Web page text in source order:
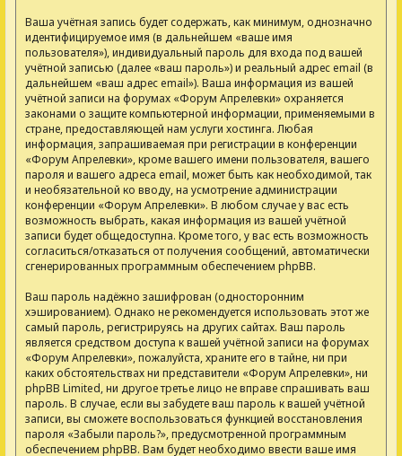
Ваша учётная запись будет содержать, как минимум, однозначно
идентифицируемое имя (в дальнейшем «ваше имя
пользователя»), индивидуальный пароль для входа под вашей
учётной записью (далее «ваш пароль») и реальный адрес email (в
дальнейшем «ваш адрес email»). Ваша информация из вашей
учётной записи на форумах «Форум Апрелевки» охраняется
законами о защите компьютерной информации, применяемыми в
стране, предоставляющей нам услуги хостинга. Любая
информация, запрашиваемая при регистрации в конференции
«Форум Апрелевки», кроме вашего имени пользователя, вашего
пароля и вашего адреса email, может быть как необходимой, так
и необязательной ко вводу, на усмотрение администрации
конференции «Форум Апрелевки». В любом случае у вас есть
возможность выбрать, какая информация из вашей учётной
записи будет общедоступна. Кроме того, у вас есть возможность
согласиться/отказаться от получения сообщений, автоматически
сгенерированных программным обеспечением phpBB.
Ваш пароль надёжно зашифрован (односторонним
хэшированием). Однако не рекомендуется использовать этот же
самый пароль, регистрируясь на других сайтах. Ваш пароль
является средством доступа к вашей учётной записи на форумах
«Форум Апрелевки», пожалуйста, храните его в тайне, ни при
каких обстоятельствах ни представители «Форум Апрелевки», ни
phpBB Limited, ни другое третье лицо не вправе спрашивать ваш
пароль. В случае, если вы забудете ваш пароль к вашей учётной
записи, вы сможете воспользоваться функцией восстановления
пароля «Забыли пароль?», предусмотренной программным
обеспечением phpBB. Вам будет необходимо ввести ваше имя